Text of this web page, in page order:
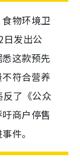
物环境卫
日发出公
这款预先
符合营养
了《公众
商户停售
件。